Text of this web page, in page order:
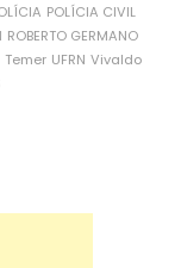
POLÍCIA CIVIL
ROBERTO GERMANO
Temer UFRN Vivaldo